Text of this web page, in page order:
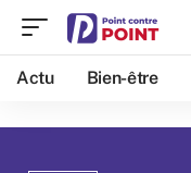
Actu Bien-être